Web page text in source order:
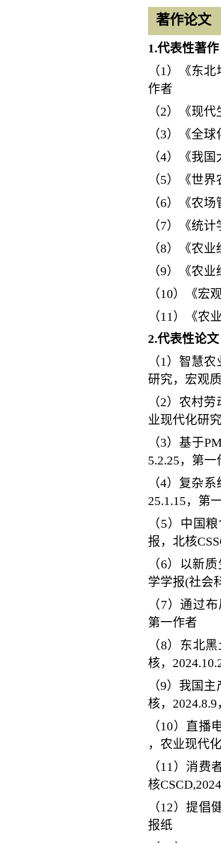
著作论文
1.代表性著
（1 ）《东北
作者
（2）《现代
（3）《全球
（4）《我国
（5）《世
（6）《农
（7）《统
（8）《农
（9）《农
（10）《宏
（11）《农
2.代表性论
（1 ） 智慧农
研究，宏观
（2）农村劳
业现代化研
（3）基于
5.2.25，第一
（4）复杂系
25.1.15，第
（5）中国
报，北核
（6）以新
学学报(社会
（7）通过
第一作者
（8）东北
核，
（9）我国主
核， 2024.8.9
（10）直播
，农业现代
（11 ）消费
核
（12）提倡
报纸